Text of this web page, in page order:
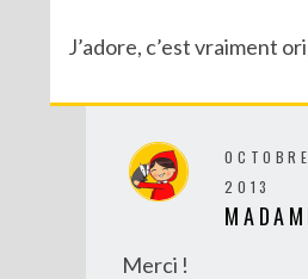
DIY SAINT VALENTIN : UNE CARTE POP-
J’adore, c’est vraiment
2013
Merci !